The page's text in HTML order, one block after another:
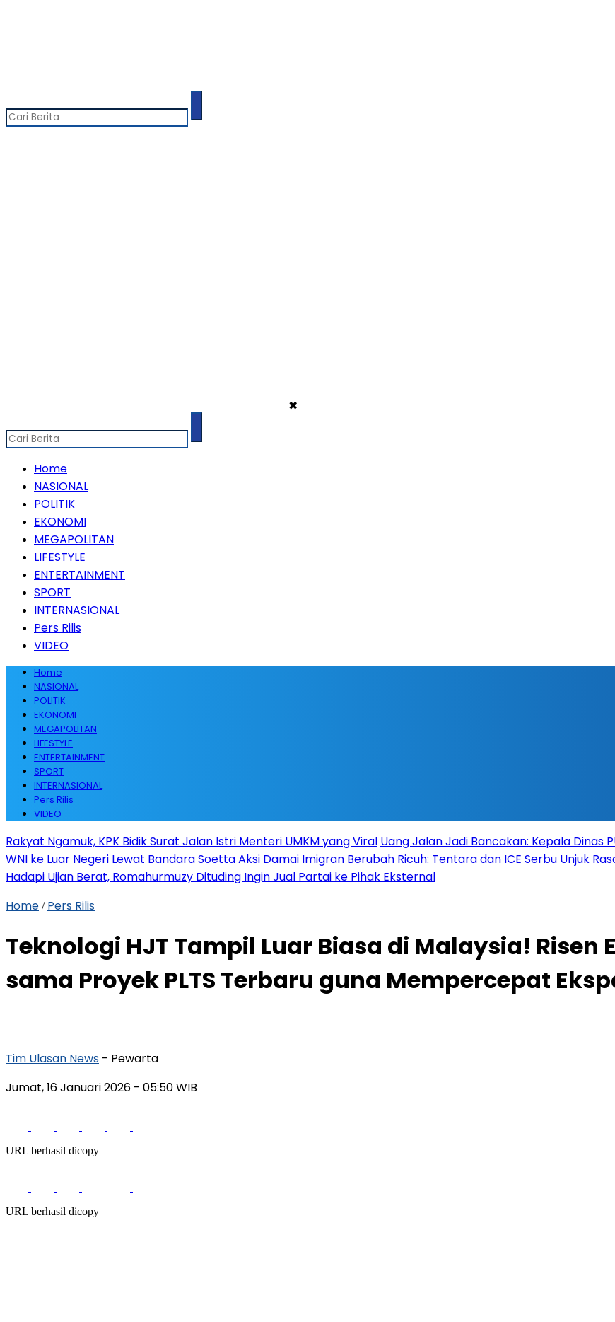
✖
Home
NASIONAL
POLITIK
EKONOMI
MEGAPOLITAN
LIFESTYLE
ENTERTAINMENT
SPORT
INTERNASIONAL
Pers Rilis
VIDEO
Home
NASIONAL
POLITIK
EKONOMI
MEGAPOLITAN
LIFESTYLE
ENTERTAINMENT
SPORT
INTERNASIONAL
Pers Rilis
VIDEO
Rakyat Ngamuk, KPK Bidik Surat Jalan Istri Menteri UMKM yang Viral Uang Jalan Jadi Bancakan: Kepala Dinas
WNI ke Luar Negeri Lewat Bandara SoettaAksi Damai Imigran Berubah Ricuh: Tentara dan ICE Serbu Unjuk
Hadapi Ujian Berat, Romahurmuzy Dituding Ingin Jual Partai ke Pihak Eksternal
Home / Pers Rilis
Teknologi HJT Tampil Luar Biasa di Malaysia! Risen
sama Proyek PLTS Terbaru guna Mempercepat
Tim Ulasan News - Pewarta
Jumat, 16 Januari 2026 - 05:50 WIB
URL berhasil dicopy
URL berhasil dicopy